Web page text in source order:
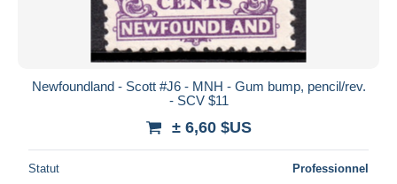
Newfoundland - Scott #J6 - MNH - Gum bump, pencil/rev.
- SCV $11
± 6,60 $US
Statut Professionnel